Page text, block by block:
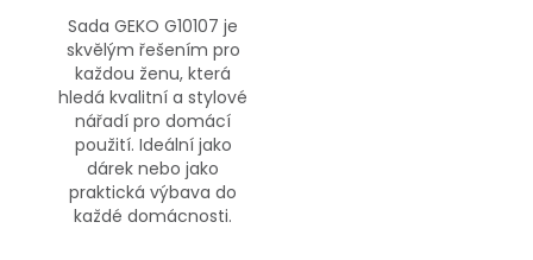
Sada GEKO G10107 je
skvělým řešením pro
každou ženu, která
hledá kvalitní a stylové
nářadí pro domácí
použití. Ideální jako
dárek nebo jako
praktická výbava do
každé domácnosti.